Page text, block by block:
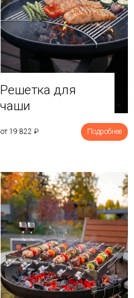
Решетка для
чаши
от 19 822 ₽ Подробнее